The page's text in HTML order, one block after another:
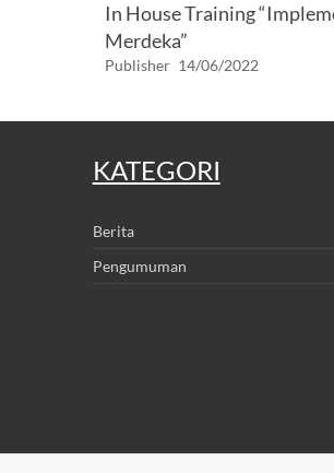
In House Training
Merdeka”
Publisher 14/06/2022
KATEGORI
Berita
Pengumuman